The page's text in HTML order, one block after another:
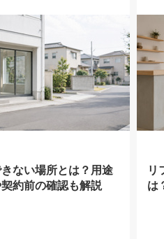
ない場所とは？用途
約前の確認も解説
リ
は